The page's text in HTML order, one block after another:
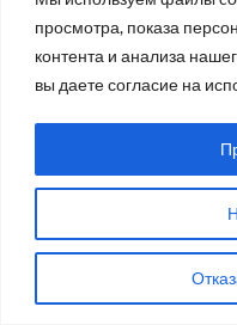
просмотра, показа
контента и анализа
вы даете согласие на
КПРФ?..
СЛОВО
Поиск тура в Египет: курорты,
Почему провокативная
Что изменилось в обучении